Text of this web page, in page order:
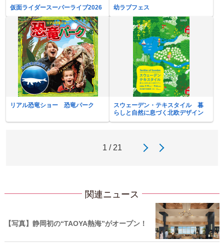
仮面ライダースーパーライブ2026 幼ラブフェス
リアル恐竜ショー 恐竜パーク
スウェーデン・テキスタイル 暮
らしと自然に息づく北欧デザイン
1 / 21
関連ニュース
【写真】静岡初の“TAOYA熱海”がオープン！